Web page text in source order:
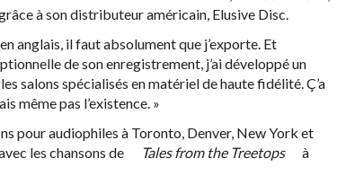
à son distributeur américain, Elusive Disc.
anglais, il faut absolument que j’exporte. Et
de son enregistrement, j’ai développé un
salons spécialisés en matériel de haute fidélité. Ç’a
même pas l’existence. »
pour audiophiles à Toronto, Denver, New York et
les chansons de
Tales from the Treetops
à